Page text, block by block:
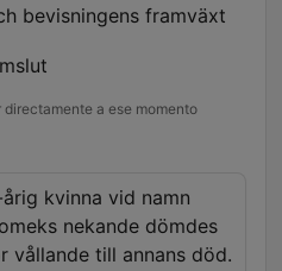
bevisningens framväxt
a ese momento
kvinna vid namn
nekande dömdes
vållande till annans död.